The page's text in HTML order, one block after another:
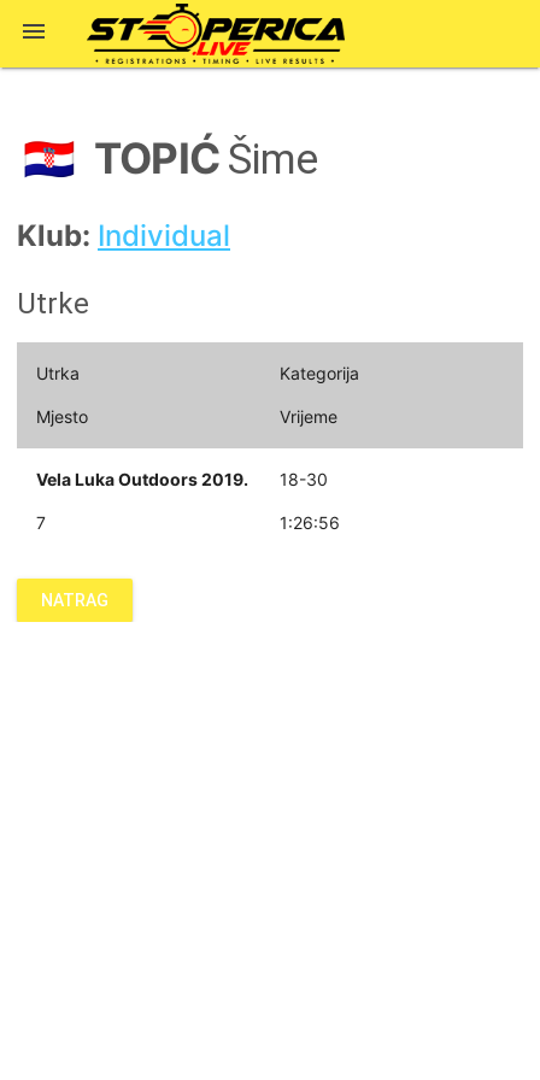

🇭🇷 TOPIĆŠime
Klub: Individual
Utrke
Utrka Kategorija
Mjesto Vrijeme
Vela Luka Outdoors 2019. 18-30
7 1:26:56
NATRAG